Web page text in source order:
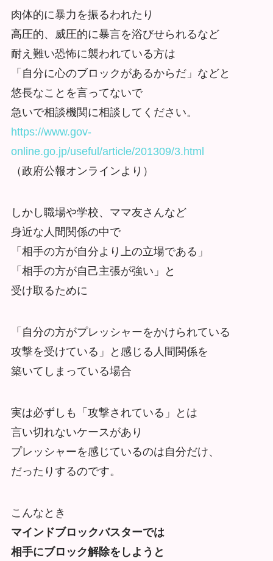
肉体的に暴力を振るわれたり
高圧的、威圧的に暴言を浴びせられるなど
耐え難い恐怖に襲われている方は
「自分に心のブロックがあるからだ」などと
悠長なことを言ってないで
急いで相談機関に相談してください。
https://www.gov-
online.go.jp/useful/article/201309/3.html
（政府公報オンラインより）
しかし職場や学校、ママ友さんなど
身近な人間関係の中で
「相手の方が自分より上の立場である」
「相手の方が自己主張が強い」と
受け取るために
「自分の方がプレッシャーをかけられている
攻撃を受けている」と感じる人間関係を
築いてしまっている場合
実は必ずしも「攻撃されている」とは
言い切れないケースがあり
プレッシャーを感じているのは自分だけ、
だったりするのです。
こんなとき
マインドブロックバスターでは
相手にブロック解除をしようと